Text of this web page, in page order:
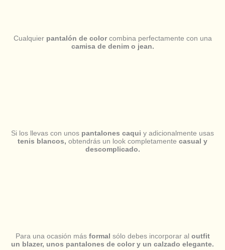
Cualquierpantalón de colorcombina perfectamente con una
camisa de denim o jean.
Si los llevas con unos pantalones caqui y adicionalmente usas
tenis blancos, obtendrás un look completamente casual y
descomplicado.
Para una ocasión más formal sólo debes incorporar al outfit
un blazer, unos pantalones de color y un calzado elegante.